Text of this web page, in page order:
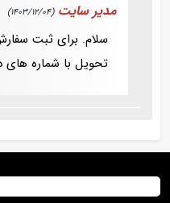
مدیر سایت (1403/12/04)
سلام. برای ثبت
تحویل با شماره